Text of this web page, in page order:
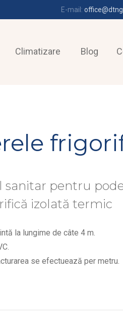
E-mail:
Climatizare Blog
sanitar pentru
izolată termic
la lungime de câte 4 m.
se efectuează per metru.